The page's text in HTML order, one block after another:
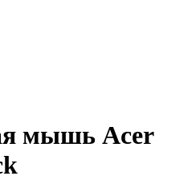
мышь Acer